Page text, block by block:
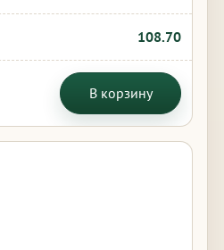
108.70
В корзину